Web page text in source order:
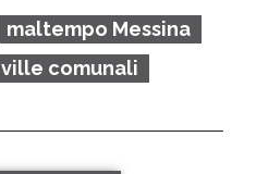
maltempo Messina
ville comunali